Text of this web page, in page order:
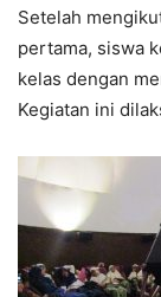
Setelah
pertama, siswa
kelas dengan
Kegiatan ini